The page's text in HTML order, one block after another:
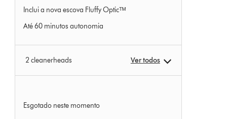
Inclui a nova escova Fluffy Opticᵀᴹ
Até 60 minutos autonomia
2 cleanerheads Ver todos
Esgotado neste momento